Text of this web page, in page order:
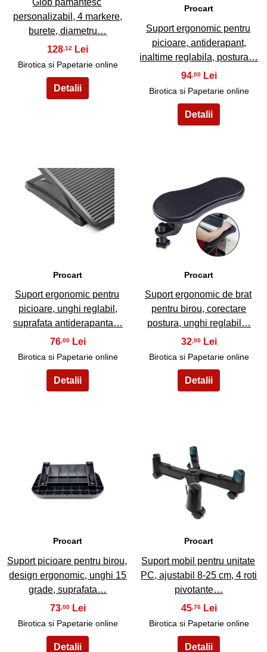
Glob pamantesc
personalizabil, 4 markere,
burete, diametru…
128 ,12
Birotica si Papetarie online
Procart
Suport ergonomic pentru
picioare, antiderapant,
inaltime reglabila, postura…
94 ,00
Birotica si Papetarie online
29
Procart
Suport ergonomic pentru
picioare, unghi reglabil,
suprafata antiderapanta…
76,00
Birotica si Papetarie online
30
Procart
Suport ergonomic de brat
pentru birou, corectare
postura, unghi reglabil…
32 ,00
Birotica si Papetarie online
31
Procart
Suport picioare pentru birou,
design ergonomic, unghi 15
grade, suprafata…
73 ,00
Birotica si Papetarie online
32
Procart
Suport mobil pentru unitate
PC, ajustabil 8-25 cm, 4 roti
pivotante…
45,76
Birotica si Papetarie online